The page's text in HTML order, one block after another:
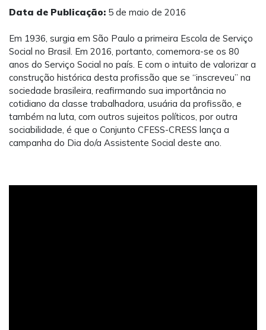
Data de Publicação: 5 de maio de 2016
Em 1936, surgia em São Paulo a primeira Escola de Serviço
Social no Brasil. Em 2016, portanto, comemora-se os 80
anos do Serviço Social no país. E com o intuito de valorizar a
construção histórica desta profissão que se “inscreveu” na
sociedade brasileira, reafirmando sua importância no
cotidiano da classe trabalhadora, usuária da profissão, e
também na luta, com outros sujeitos políticos, por outra
sociabilidade, é que o Conjunto CFESS-CRESS lança a
campanha do Dia do/a Assistente Social deste ano.